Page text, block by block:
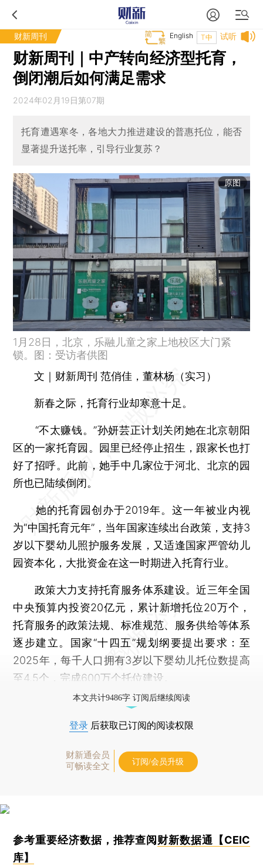
财新周刊 试听
T中
English
财新周刊｜中产转向经济型托育，
倒闭潮后如何满足需求
2024年02月19日第07期
托育遭遇寒冬，各地大力推进建设的普惠托位，能否
显著提升送托率，引导行业复苏？
原图
1月28日，北京，乐融儿童之家上地校区大门紧
锁。图：受访者供图
文｜财新周刊 范俏佳，董林杨（实习）
新春之际，托育行业却寒意十足。
“不太赚钱。”孙妍芸正计划关闭她在北京朝阳
区的一家托育园。园里已经停止招生，跟家长也打
好了招呼。此前，她手中几家位于河北、北京的园
所也已陆续倒闭。
她的托育园创办于2019年。这一年被业内视
为“中国托育元年”，当年国家连续出台政策，支持3
岁以下婴幼儿照护服务发展，又适逢国家严管幼儿
园资本化，大批资金在这一时期进入托育行业。
政策大力支持托育服务体系建设。近三年全国
中央预算内投资20亿元，累计新增托位20万个，
托育服务的政策法规、标准规范、服务供给等体系
逐步建立。国家“十四五”规划纲要提出要求：至
2025年，每千人口拥有3岁以下婴幼儿托位数提高
至4.5个，完成600万个托位建设。
本文共计9486字 订阅后继续阅读
登录 后获取已订阅的阅读权限
财新通会员
可畅读全文
订阅/会员升级
参考重要经济数据，推荐查阅财新数据通【CEIC
库】